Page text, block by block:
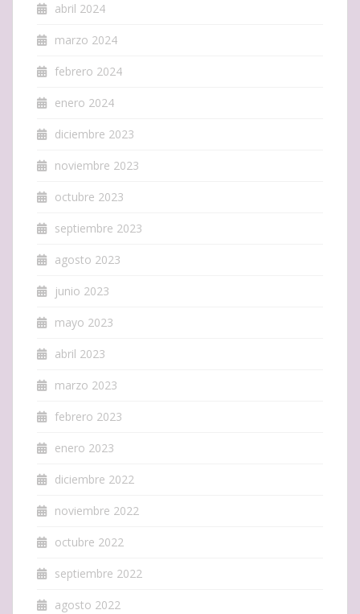
abril 2024
marzo 2024
febrero 2024
enero 2024
diciembre 2023
noviembre 2023
octubre 2023
septiembre 2023
agosto 2023
junio 2023
mayo 2023
abril 2023
marzo 2023
febrero 2023
enero 2023
diciembre 2022
noviembre 2022
octubre 2022
septiembre 2022
agosto 2022